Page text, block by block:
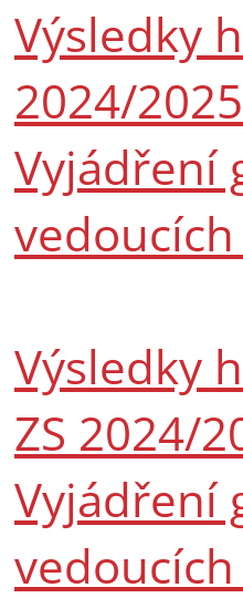
Výsledky
2024/2025
Vyjádření
vedoucích
Výsledky
ZS 2024/
Vyjádření